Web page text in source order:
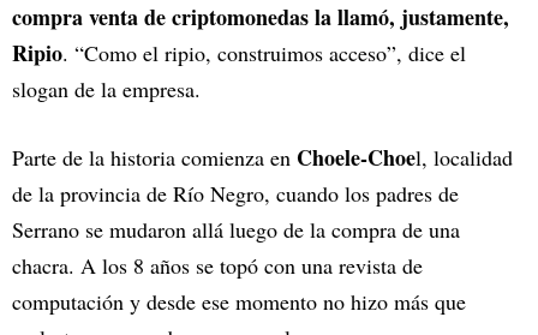
compra venta de criptomonedas la llamó, justamente,
Ripio. “Como el ripio, construimos acceso”, dice el
slogan de la empresa.
Parte de la historia comienza en Choele-Choel, localidad
de la provincia de Río Negro, cuando los padres de
Serrano se mudaron allá luego de la compra de una
chacra. A los 8 años se topó con una revista de
computación y desde ese momento no hizo más que